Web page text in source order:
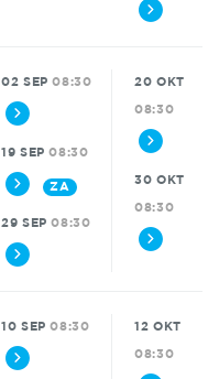
02 SEP 08:30
19 SEP 08:30
ZA
29 SEP 08:30
20 OKT
08:30
30 OKT
08:30
10 SEP 08:30 12 OKT
08:30